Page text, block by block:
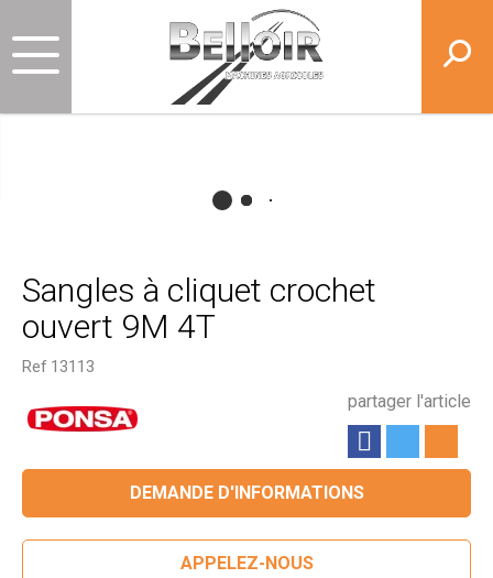
Sangles à cliquet crochet
ouvert 9M 4T
Ref 13113
partager l'article
DEMANDE D'INFORMATIONS
APPELEZ-NOUS